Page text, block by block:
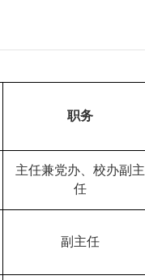
职务
主任兼党办、校办副主
任
副主任